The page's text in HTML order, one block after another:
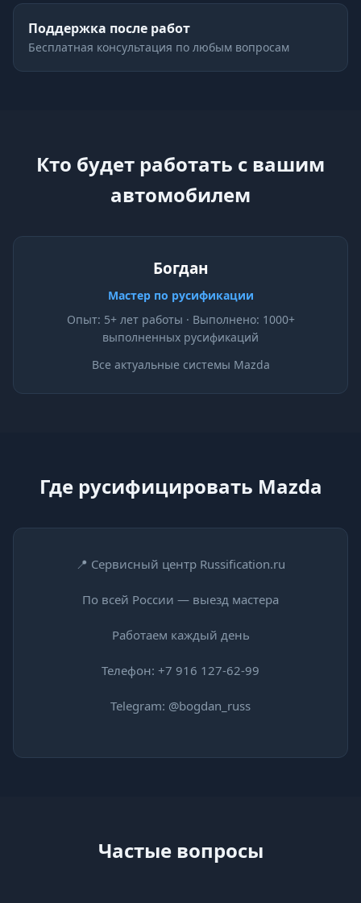
Поддержка после работ
Бесплатная консультация по любым вопросам
Кто будет работать с вашим
автомобилем
Богдан
Мастер по русификации
Опыт: 5+ лет работы · Выполнено: 1000+
выполненных русификаций
Все актуальные системы Mazda
Где русифицировать Mazda
📍 Сервисный центр Russification.ru
По всей России — выезд мастера
Работаем каждый день
Телефон: +7 916 127-62-99
Telegram: @bogdan_russ
Частые вопросы